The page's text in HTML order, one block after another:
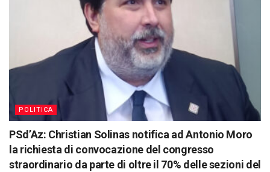
POLITICA
PSd’Az: Christian Solinas notifica ad Antonio Moro
la richiesta di convocazione del congresso
straordinario da parte di oltre il 70% delle sezioni del